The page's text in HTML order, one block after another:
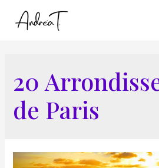
20
de Paris